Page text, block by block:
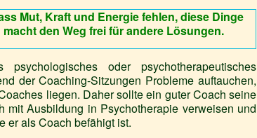
Mut, Kraft und Energie fehlen, diese Dinge
den Weg frei für andere Lösungen.
oder psychotherapeutisches
der Coaching-Sitzungen Probleme auftauchen,
liegen. Daher sollte ein guter Coach seine
Ausbildung in Psychotherapie verweisen und
er als Coach befähigt ist.